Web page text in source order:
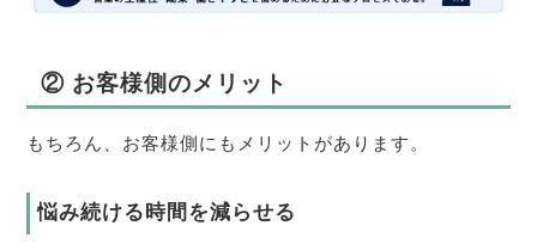
② お客様側のメリット
もちろん、お客様側にもメリットがあります。
悩み続ける時間を減らせる